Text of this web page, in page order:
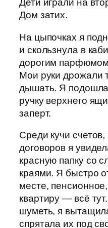
Дети играли на
Дом затих.
На цыпочках я
и скользнула в
дорогим
Мои руки дрожали
дышать. Я подошла
ручку верхнего
заперт.
Среди кучи счетов,
договоров я
красную папку со
краями. Я быстро
месте,
квартиру — всё
шуметь, я
спрятала их под